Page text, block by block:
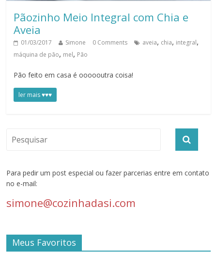
​Pãozinho Meio Integral com Chia e
Aveia
01/03/2017 Simone 0 Comments aveia, chia, integral,
máquina de pão, mel, Pão
Pão feito em casa é oooooutra coisa!
ler mais ♥♥♥
Para pedir um post especial ou fazer parcerias entre em contato
no e-mail:
simone@cozinhadasi.com
Meus Favoritos